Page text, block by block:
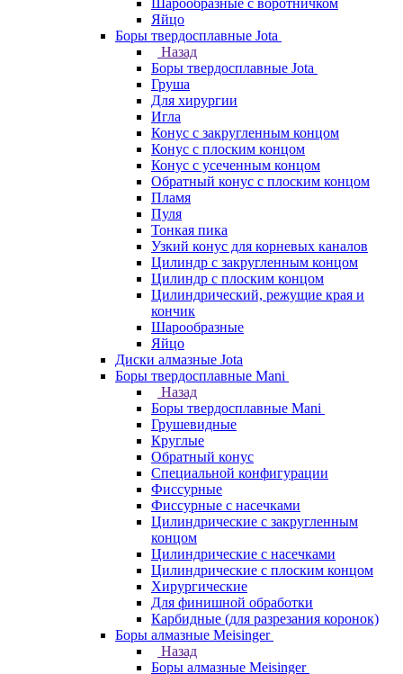
Шарообразные с воротничком
Яйцо
Боры твердосплавные Jota
Назад
Боры твердосплавные Jota
Груша
Для хирургии
Игла
Конус с закругленным концом
Конус с плоским концом
Конус с усеченным концом
Обратный конус с плоским концом
Пламя
Пуля
Тонкая пика
Узкий конус для корневых каналов
Цилиндр с закругленным концом
Цилиндр с плоским концом
Цилиндрический, режущие края и
кончик
Шарообразные
Яйцо
Диски алмазные Jota
Боры твердосплавные Mani
Назад
Боры твердосплавные Mani
Грушевидные
Круглые
Обратный конус
Специальной конфигурации
Фиссурные
Фиссурные с насечками
Цилиндрические с закругленным
концом
Цилиндрические с насечками
Цилиндрические с плоским концом
Хирургические
Для финишной обработки
Карбидные (для разрезания коронок)
Боры алмазные Meisinger
Назад
Боры алмазные Meisinger